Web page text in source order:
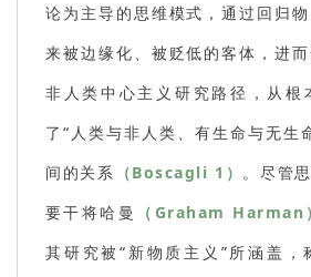
论为主导的思维模式，通过回归
来被边缘化、被贬低的客体，进
非人类中心主义研究路径，从根
了“人类与非人类、有生命与无生
间的关系 （Boscagli 1） 。尽管
要干将哈曼
（Graham Harman
其研究被“新物质主义”所涵盖，